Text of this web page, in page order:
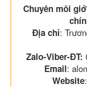
Chuyên môi
Địa chỉ:
Zalo-Viber-ĐT:
Email:
Website